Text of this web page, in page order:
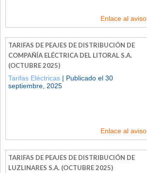
Enlace al aviso
TARIFAS DE PEAJES DE DISTRIBUCIÓN DE
COMPAÑÍA ELÉCTRICA DEL LITORAL S.A.
(OCTUBRE 2025)
Tarifas Eléctricas | Publicado el 30
septiembre, 2025
Enlace al aviso
TARIFAS DE PEAJES DE DISTRIBUCIÓN DE
LUZLINARES S.A. (OCTUBRE 2025)